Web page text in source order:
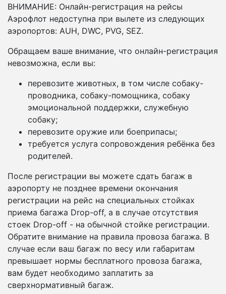
ВНИМАНИЕ: Онлайн-регистрация на рейсы
Аэрофлот недоступна при вылете из следующих
аэропортов: AUH, DWC, PVG, SEZ.
Обращаем ваше внимание, что онлайн-регистрация
невозможна, если вы:
перевозите животных, в том числе собаку-
проводника, собаку-помощника, собаку
эмоциональной поддержки, служебную
собаку;
перевозите оружие или боеприпасы;
требуется услуга сопровождения ребёнка без
родителей.
После регистрации вы можете сдать багаж в
аэропорту не позднее времени окончания
регистрации на рейс на специальных стойках
приема багажа Drop-off, а в случае отсутствия
стоек Drop-off - на обычной стойке регистрации.
Обратите внимание на правила провоза багажа. В
случае если ваш багаж по весу или габаритам
превышает нормы бесплатного провоза багажа,
вам будет необходимо заплатить за
сверхнормативный багаж.